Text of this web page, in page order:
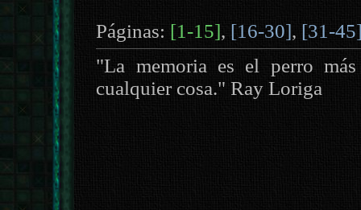
Páginas: [1-15], [16-30], [31-
"La memoria es el perro
cualquier cosa." Ray Loriga